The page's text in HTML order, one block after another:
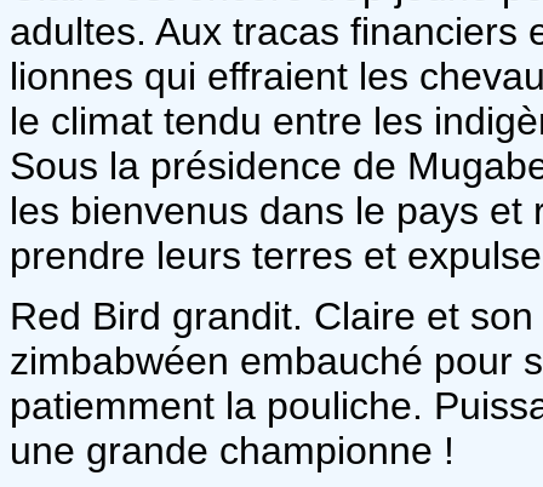
adultes. Aux tracas financiers
lionnes qui effraient les
le climat tendu entre les
Sous la présidence de
les bienvenus dans le pays
prendre leurs terres et
Red Bird grandit. Claire et
zimbabwéen embauché pour
patiemment la pouliche.
une grande championne !